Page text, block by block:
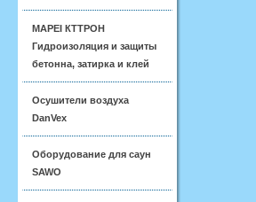
MAPEI КТТРОН
Гидроизоляция и защиты
бетонна, затирка и клей
Осушители воздуха
DanVex
Оборудование для саун
SAWO